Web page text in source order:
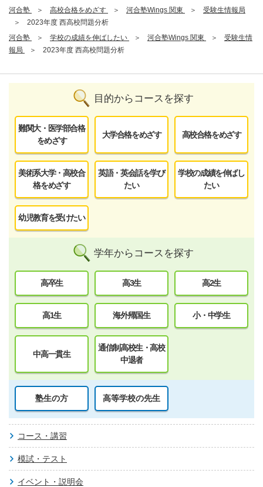
河合塾
高校合格をめざす 河合塾Wings 関東
受験生情報局
2023年度 西高校問題分析
河合塾
学校の成績を伸ばしたい 河合塾Wings 関東
受験生情
報局
2023年度 西高校問題分析
目的からコースを探す
難関大・医学部合格
をめざす
大学合格をめざす 高校合格をめざす
美術系大学・高校合
格をめざす
英語・英会話を学び
たい
学校の成績を伸ばし
たい
幼児教育を受けたい
学年からコースを探す
高卒生 高3生 高2生
高1生 海外帰国生 小・中学生
中高一貫生
通信制高校生・高校
中退者
塾生の方 高等学校の先生
コース・講習
模試・テスト
イベント・説明会